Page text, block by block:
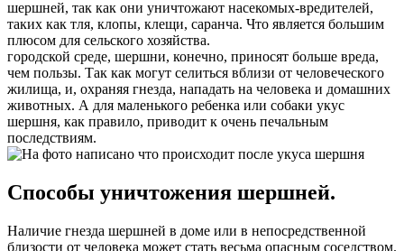
шершней, так как они уничтожают насекомых-вредителей,
таких как тля, клопы, клещи, саранча. Что является большим
плюсом для сельского хозяйства.
городской среде, шершни, конечно, приносят больше вреда,
чем пользы. Так как могут селиться вблизи от человеческого
жилища, и, охраняя гнезда, нападать на человека и домашних
животных. А для маленького ребенка или собаки укус
шершня, как правило, приводит к очень печальным
последствиям.
Способы уничтожения шершней.
Наличие гнезда шершней в доме или в непосредственной
близости от человека может стать весьма опасным соседством.